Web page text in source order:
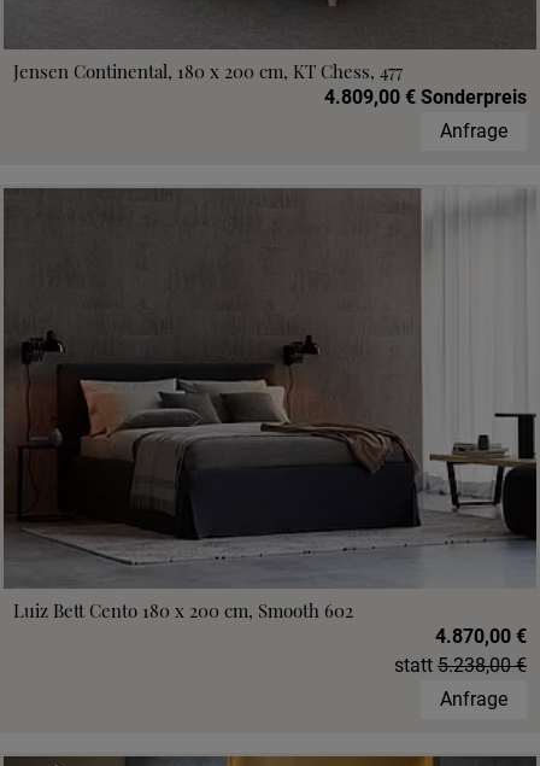
Jensen Continental, 180 x 200 cm, KT Chess, 477
4.809,00 € Sonderpreis
Anfrage
Luiz Bett Cento 180 x 200 cm, Smooth 602
4.870,00 €
statt 5.238,00 €
Anfrage